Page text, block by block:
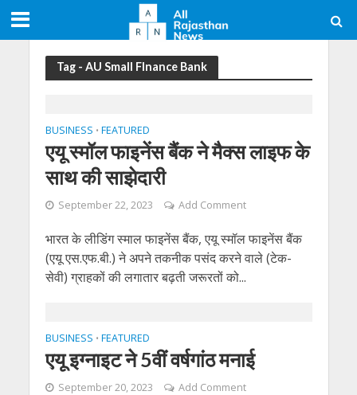
Tag - AU Small FInance Bank
BUSINESS • FEATURED
एयू स्मॉल फाइनेंस बैंक ने मैक्स लाइफ के
साथ की साझेदारी
September 22, 2023 Add Comment
भारत के लीडिंग स्‍माल फाइनेंस बैंक, एयू स्मॉल फाइनेंस बैंक
(एयू एस.एफ.बी.) ने अपने तकनीक पसंद करने वाले (टेक-
सेवी) ग्राहकों की लगातार बढ़ती जरूरतों को...
BUSINESS • FEATURED
एयू इग्नाइट ने 5वीं वर्षगांठ मनाई
September 20, 2023 Add Comment